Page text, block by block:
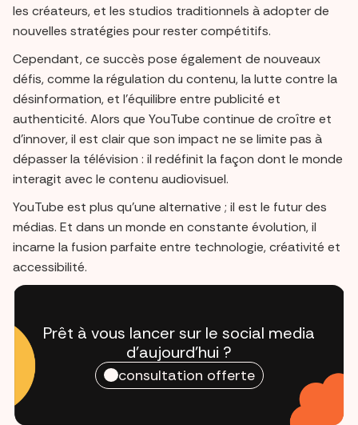
les créateurs, et les studios traditionnels à adopter de
nouvelles stratégies pour rester compétitifs.
Cependant, ce succès pose également de nouveaux
défis, comme la régulation du contenu, la lutte contre la
désinformation, et l’équilibre entre publicité et
authenticité. Alors que YouTube continue de croître et
d’innover, il est clair que son impact ne se limite pas à
dépasser la télévision : il redéfinit la façon dont le monde
interagit avec le contenu audiovisuel.
YouTube est plus qu’une alternative ; il est le futur des
médias. Et dans un monde en constante évolution, il
incarne la fusion parfaite entre technologie, créativité et
accessibilité.
Prêt à vous lancer sur le social media
d'aujourd'hui ?
consultation offerte